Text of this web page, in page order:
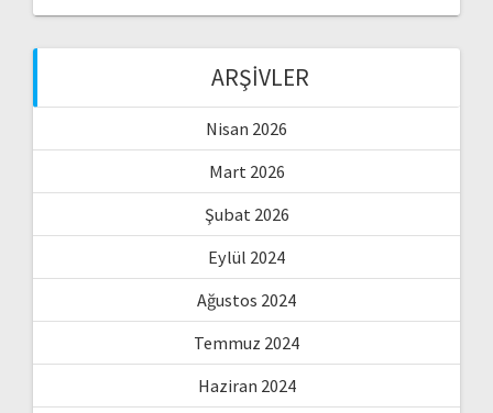
ARŞIVLER
Nisan 2026
Mart 2026
Şubat 2026
Eylül 2024
Ağustos 2024
Temmuz 2024
Haziran 2024